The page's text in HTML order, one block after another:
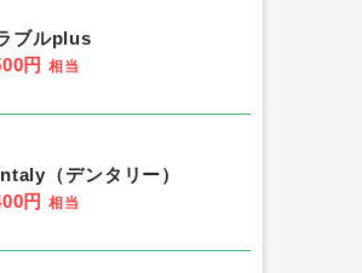
ブルplus
円 相当
（デンタリー）
円 相当